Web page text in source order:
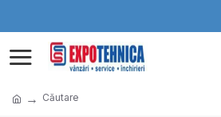
Căutare